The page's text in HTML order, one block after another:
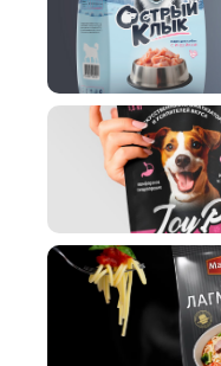
упаковки
"Острый Клык"
Брендинг
JoyPet
Дизайн
изделий для
Макстори